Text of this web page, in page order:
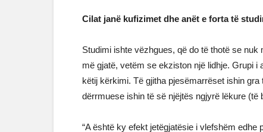
Cilat janë kufizimet dhe anët e forta të
Studimi ishte vëzhgues, që do të thotë se
më gjatë, vetëm se ekziston një lidhje. Grupi
këtij kërkimi. Të gjitha pjesëmarrëset ishin
dërrmuese ishin të së njëjtës ngjyrë lëkure (të
“A është ky efekt jetëgjatësie i vlefshëm